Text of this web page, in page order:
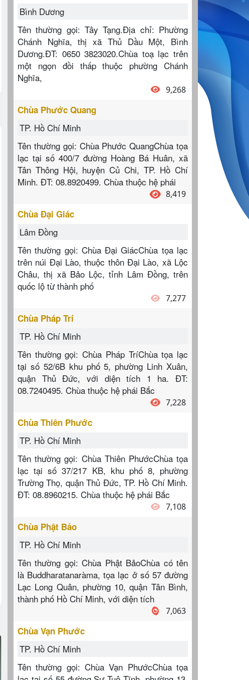
Bình Dương
Tên thường gọi: Tây Tạng.Địa chỉ: Phường
Chánh Nghĩa, thị xã Thủ Dầu Một, Bình
Dương.ĐT: 0650 3823020.Chùa toạ lạc trên
một ngọn đồi thấp thuộc phường Chánh
Nghĩa,
9,268
Chùa Phước Quang
TP. Hồ Chí Minh
Tên thường gọi: Chùa Phước QuangChùa tọa
lạc tại số 400/7 đường Hoàng Bá Huân, xã
Tân Thông Hội, huyện Củ Chi, TP. Hồ Chí
Minh. ĐT: 08.8920499. Chùa thuộc hệ phái
8,419
Chùa Đại Giác
Lâm Đồng
Tên thường gọi: Chùa Đại GiácChùa tọa lạc
trên núi Đại Lào, thuộc thôn Đại Lào, xã Lộc
Châu, thị xã Bảo Lộc, tỉnh Lâm Đồng, trên
quốc lộ từ thành phố
7,277
Chùa Pháp Trí
TP. Hồ Chí Minh
Tên thường gọi: Chùa Pháp TríChùa tọa lạc
tại số 52/6B khu phố 5, phường Linh Xuân,
quận Thủ Đức, với diện tích 1 ha. ĐT:
08.7240495. Chùa thuộc hệ phái Bắc
7,228
Chùa Thiên Phước
TP. Hồ Chí Minh
Tên thường gọi: Chùa Thiên PhướcChùa tọa
lạc tại số 37/217 KB, khu phố 8, phường
Trường Thọ, quận Thủ Đức, TP. Hồ Chí Minh.
ĐT: 08.8960215. Chùa thuộc hệ phái Bắc
7,108
Chùa Phật Bảo
TP. Hồ Chí Minh
Tên thường gọi: Chùa Phật BảoChùa có tên
là Buddharatanaràma, tọa lạc ở số 57 đường
Lạc Long Quân, phường 10, quận Tân Bình,
thành phố Hồ Chí Minh, với diện tích
7,063
Chùa Vạn Phước
TP. Hồ Chí Minh
Tên thường gọi: Chùa Vạn PhướcChùa tọa